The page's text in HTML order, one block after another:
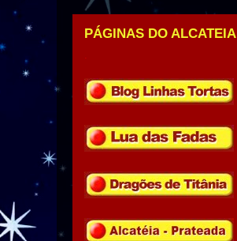
PÁGINAS DO ALCATEIA